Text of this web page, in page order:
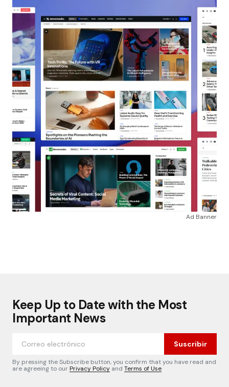
Ad Banner
Keep Up to Date with the Most
Important News
Suscribir
By pressing the Subscribe button, you confirm that you have read and
are agreeing to ourPrivacy Policy and Terms of Use